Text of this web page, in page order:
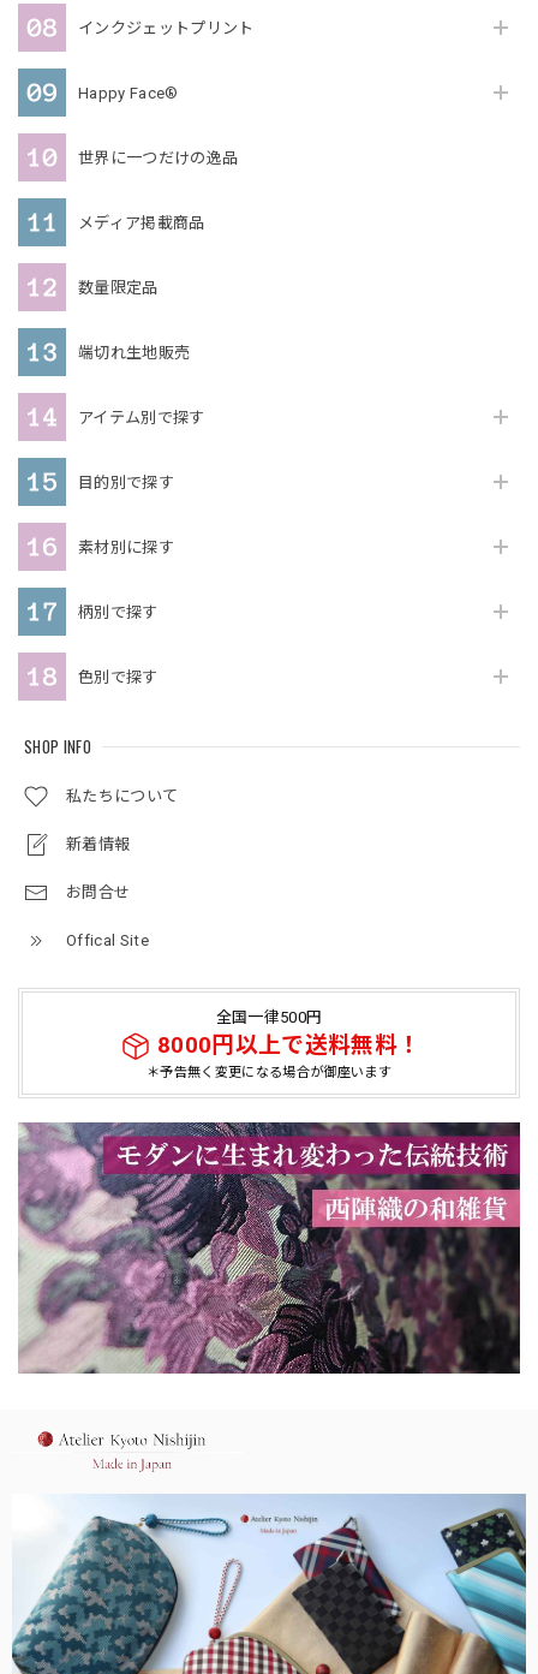
インクジェットプリント
Happy Face®
世界に一つだけの逸品
メディア掲載商品
数量限定品
端切れ生地販売
アイテム別で探す
目的別で探す
素材別に探す
柄別で探す
色別で探す
SHOP INFO
私たちについて
新着情報
お問合せ
Offical Site
全国一律500円
8000円以上で送料無料！
＊予告無く変更になる場合が御座います